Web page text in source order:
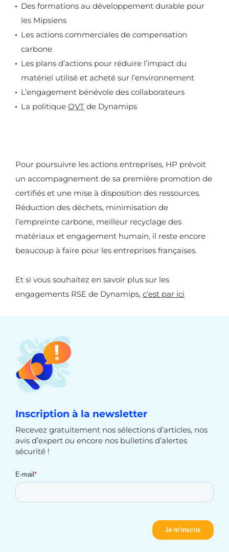
Des formations au développement durable pour
les Mipsiens
Les actions commerciales de compensation
carbone
Les plans d’actions pour réduire l’impact du
matériel utilisé et acheté sur l’environnement
L’engagement bénévole des collaborateurs
La politique QVT de Dynamips
Pour poursuivre les actions entreprises, HP prévoit
un accompagnement de sa première promotion de
certifiés et une mise à disposition des ressources.
Réduction des déchets, minimisation de
l’empreinte carbone, meilleur recyclage des
matériaux et engagement humain, il reste encore
beaucoup à faire pour les entreprises françaises.
Et si vous souhaitez en savoir plus sur les
engagements RSE de Dynamips, c’est par ici
Inscription à la newsletter
Recevez gratuitement nos sélections d’articles, nos
avis d’expert ou encore nos bulletins d’alertes
sécurité !